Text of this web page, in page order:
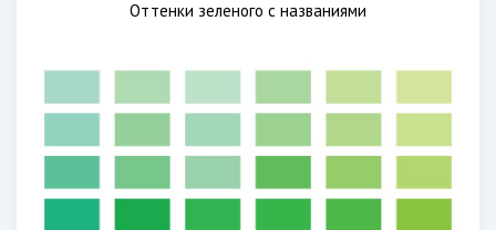
Оттенки зеленого с названиями